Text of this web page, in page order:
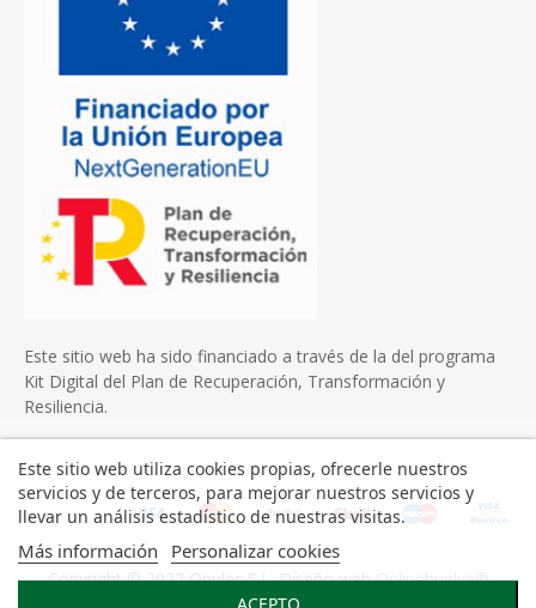
Este sitio web ha sido financiado a través de la del programa
Kit Digital del Plan de Recuperación, Transformación y
Resiliencia.
Copyright © 2022 Onulec S.L. Diseño webOnlinehuelva®
Este sitio web utiliza cookies propias, ofrecerle nuestros
servicios y de terceros, para mejorar nuestros servicios y
llevar un análisis estadístico de nuestras visitas.
Más información Personalizar cookies